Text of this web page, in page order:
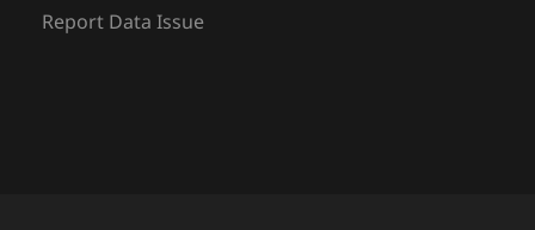
Report Data Issue